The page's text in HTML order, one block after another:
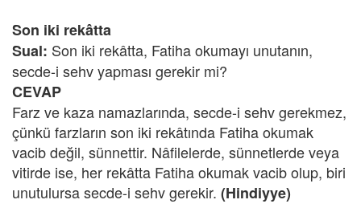
Son iki rekâtta
Sual: Son iki rekâtta, Fatiha okumayı unutanın,
secde-i sehv yapması gerekir mi?
CEVAP
Farz ve kaza namazlarında, secde-i sehv gerekmez,
çünkü farzların son iki rekâtında Fatiha okumak
vacib değil, sünnettir. Nâfilelerde, sünnetlerde veya
vitirde ise, her rekâtta Fatiha okumak vacib olup, biri
unutulursa secde-i sehv gerekir. (Hindiyye)